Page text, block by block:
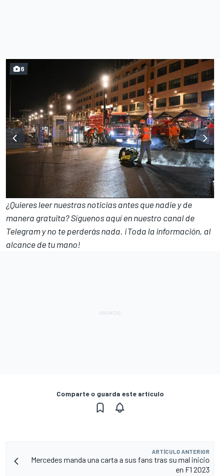
6
¿Quieres leer nuestras noticias antes que nadie y de
manera gratuita? Síguenosaquí en nuestro canal de
Telegramy no te perderás nada. ¡Toda la información, al
alcance de tu mano!
Comparte o guarda este artículo
ARTÍCULO ANTERIOR
Mercedes manda una carta a sus fans tras su mal inicio
en F1 2023